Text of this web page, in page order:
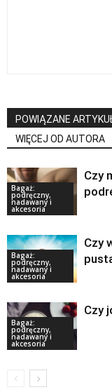
POWIĄZANE
WIĘCEJ OD AUTORA
Bagaż:
podręczny,
nadawany i
akcesoria
Czy
Bagaż:
podręczny,
nadawany i
akcesoria
Czy
Bagaż:
podręczny,
nadawany i
akcesoria
Czy